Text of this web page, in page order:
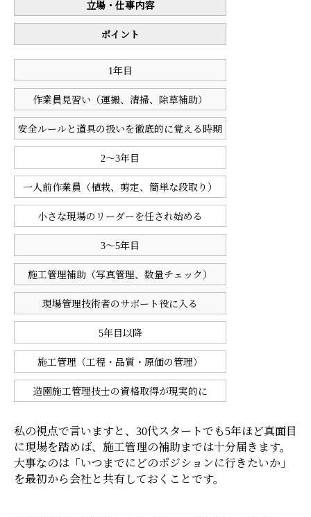
立場・仕事内容
ポイント
1年目
作業員見習い（運搬、清掃、除草補助）
安全ルールと道具の扱いを徹底的に覚える時期
2～3年目
一人前作業員（植栽、剪定、簡単な段取り）
小さな現場のリーダーを任され始める
3～5年目
施工管理補助（写真管理、数量チェック）
現場管理技術者のサポート役に入る
5年目以降
施工管理（工程・品質・原価の管理）
造園施工管理技士の資格取得が現実的に
私の視点で言いますと、30代スタートでも5年ほど真面目
に現場を踏めば、施工管理の補助までは十分届きます。
大事なのは「いつまでにどのポジションに行きたいか」
を最初から会社と共有しておくことです。